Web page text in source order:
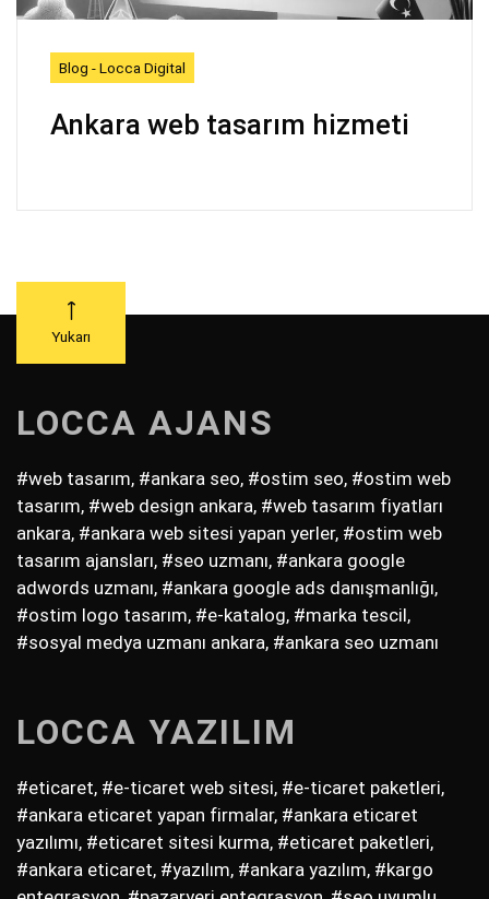
Blog - Locca Digital
Ankara web tasarım hizmeti
LOCCA AJANS
#web tasarım, #ankara seo, #ostim seo, #ostim web
tasarım, #web design ankara, #web tasarım fiyatları
ankara, #ankara web sitesi yapan yerler, #ostim web
tasarım ajansları, #seo uzmanı, #ankara google
adwords uzmanı, #ankara google ads danışmanlığı,
#ostim logo tasarım, #e-katalog, #marka tescil,
#sosyal medya uzmanı ankara, #ankara seo uzmanı
LOCCA YAZILIM
#eticaret, #e-ticaret web sitesi, #e-ticaret paketleri,
#ankara eticaret yapan firmalar, #ankara eticaret
yazılımı, #eticaret sitesi kurma, #eticaret paketleri,
#ankara eticaret, #yazılım, #ankara yazılım, #kargo
Yukarı